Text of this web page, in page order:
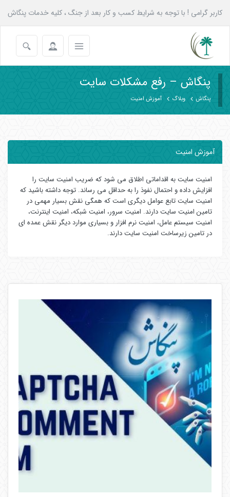
کاربر گرامی ! با توجه به شرایط کسب و کار بعد از جنگ ، کلیه خدمات پنگاش
به همه عزیزان تا پایان شهریور با 20 درصد تخفیف انجام می شود.
پنگاش – رفع مشکلات سایت
پنگاش وبلاگ آموزش امنیت
آموزش امنیت
امنیت سایت به اقداماتی اطلاق می شود که ضریب امنیت سایت را
افزایش داده و احتمال نفوذ را به حداقل می رساند. توجه داشته باشید که
امنیت سایت تابع عوامل دیگری است که همگی نقش بسیار مهمی در
تامین امنیت سایت دارند. امنیت سرور، امنیت شبکه، امنیت اینترنت،
امنیت سیستم عامل، امنیت نرم افزار و بسیاری موارد دیگر نقش عمده ای
در تامین زیرساخت امنیت سایت دارند.